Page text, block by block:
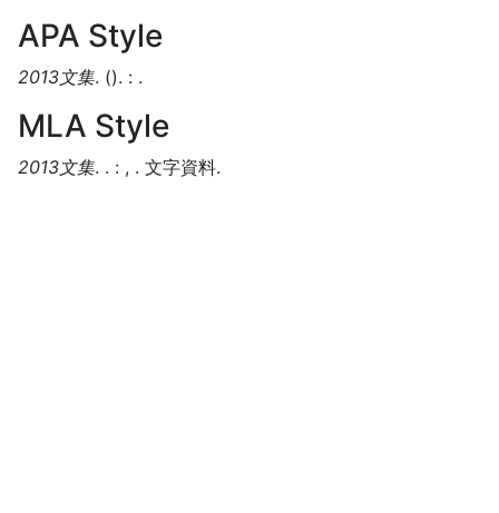
APA Style
2013文集. (). : .
MLA Style
2013文集. . : , . 文字資料.